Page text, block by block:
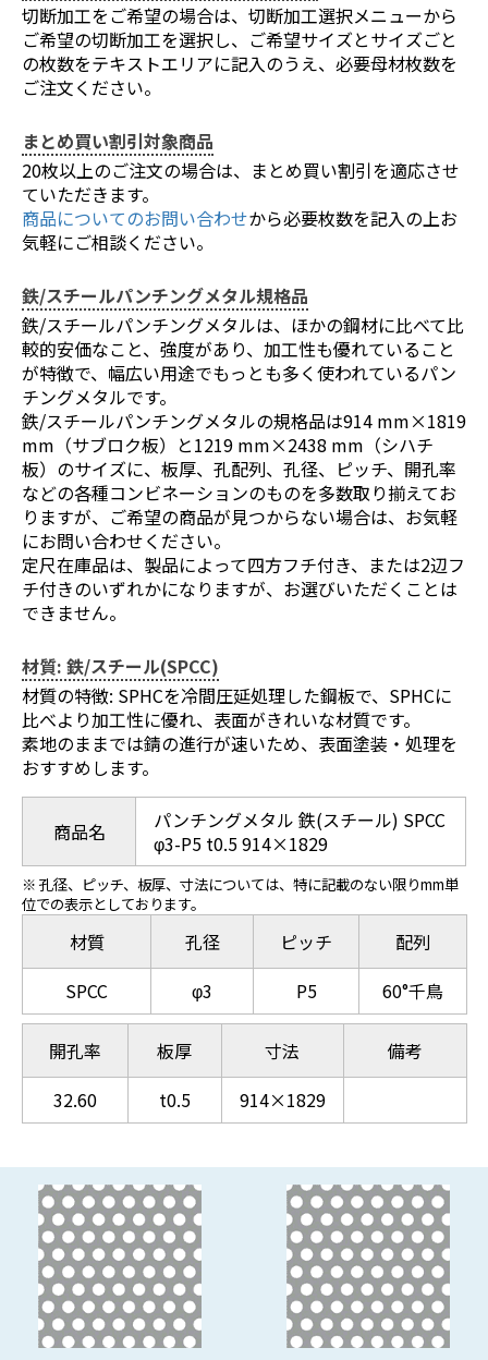
切断加工をご希望の場合は、切断加工選択メニューから
ご希望の切断加工を選択し、ご希望サイズとサイズごと
の枚数をテキストエリアに記入のうえ、必要母材枚数を
ご注文ください。
まとめ買い割引対象商品
20枚以上のご注文の場合は、まとめ買い割引を適応させ
ていただきます。
商品についてのお問い合わせから必要枚数を記入の上お
気軽にご相談ください。
鉄/スチールパンチングメタル規格品
鉄/スチールパンチングメタルは、ほかの鋼材に比べて比
較的安価なこと、強度があり、加工性も優れていること
が特徴で、幅広い用途でもっとも多く使われているパン
チングメタルです。
鉄/スチールパンチングメタルの規格品は914 mm×1819
mm（サブロク板）と1219 mm×2438 mm（シハチ
板）のサイズに、板厚、孔配列、孔径、ピッチ、開孔率
などの各種コンビネーションのものを多数取り揃えてお
りますが、ご希望の商品が見つからない場合は、お気軽
にお問い合わせください。
定尺在庫品は、製品によって四方フチ付き、または2辺フ
チ付きのいずれかになりますが、お選びいただくことは
できません。
材質: 鉄/スチール(SPCC)
材質の特徴: SPHCを冷間圧延処理した鋼板で、SPHCに
比べより加工性に優れ、表面がきれいな材質です。
素地のままでは錆の進行が速いため、表面塗装・処理を
おすすめします。
商品名
パンチングメタル 鉄(スチール) SPCC
φ3-P5 t0.5 914×1829
※ 孔径、ピッチ、板厚、寸法については、特に記載のない限りmm単
位での表示としております。
材質
SPCC
孔径
φ3
ピッチ
P5
配列
60°千鳥
開孔率
32.60
板厚
t0.5
寸法
914×1829
備考